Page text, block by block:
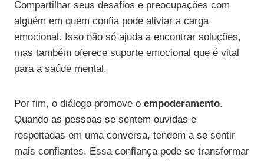
Compartilhar seus desafios e preocupações com
alguém em quem confia pode aliviar a carga
emocional. Isso não só ajuda a encontrar soluções,
mas também oferece suporte emocional que é vital
para a saúde mental.
Por fim, o diálogo promove o empoderamento.
Quando as pessoas se sentem ouvidas e
respeitadas em uma conversa, tendem a se sentir
mais confiantes. Essa confiança pode se transformar